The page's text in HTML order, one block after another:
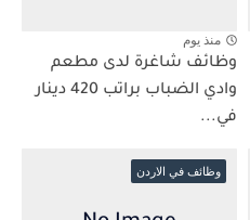
منذ يوم
وظائف شاغرة لدى مطعم
وادي الضباب براتب 420 دينار
في...
وظائف في الاردن